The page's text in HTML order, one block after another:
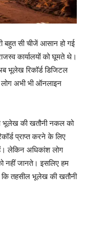
बहुत सी चीजें आसान हो गई
कार्यालयों को घूमते थे।
भूलेख रिकॉर्ड डिजिटल
अभी भी ऑनलाइन
भूलेख की खतौनी नकल को
प्राप्त करने के लिए
लेकिन अधिकांश लोग
नहीं जानते। इसलिए हम
तहसील भूलेख की खतौनी